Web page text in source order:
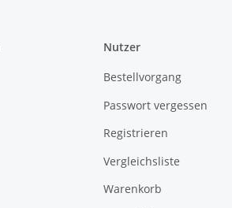
Nutzer
Bestellvorgang
Passwort vergessen
Registrieren
Vergleichsliste
Warenkorb